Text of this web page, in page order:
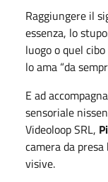
Raggiungere il
essenza, lo
luogo o quel
lo ama “da
E ad
sensoriale
Videoloop SRL,
camera da
visive.